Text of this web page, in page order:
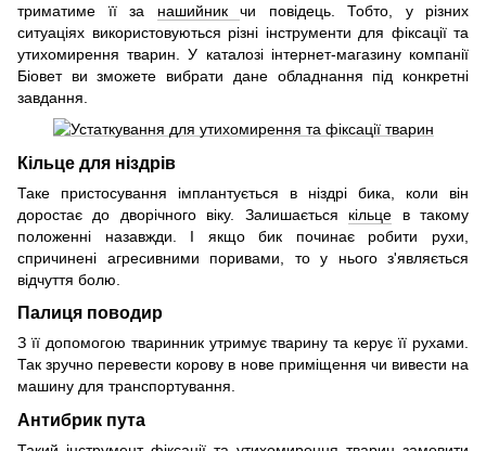
триматиме її за нашийник чи повідець. Тобто, у різних
ситуаціях використовуються різні інструменти для фіксації та
утихомирення тварин. У каталозі інтернет-магазину компанії
Біовет ви зможете вибрати дане обладнання під конкретні
завдання.
Кільце для ніздрів
Таке пристосування імплантується в ніздрі бика, коли він
доростає до дворічного віку. Залишається кільце в такому
положенні назавжди. І якщо бик починає робити рухи,
спричинені агресивними поривами, то у нього з'являється
відчуття болю.
Палиця поводир
З її допомогою тваринник утримує тварину та керує її рухами.
Так зручно перевести корову в нове приміщення чи вивести на
машину для транспортування.
Антибрик пута